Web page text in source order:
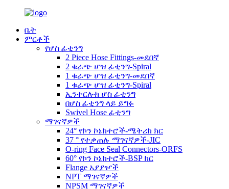
ቤት
ምርቶች
የሆስ ፊቲንግ
2 Piece Hose Fittings-መደበኛ
2 ቁራጭ ሆዝ ፊቲንግ-Spiral
1 ቁራጭ ሆዝ ፊቲንግ-መደበኛ
1 ቁራጭ ሆዝ ፊቲንግ-Spiral
ኢንተርሎክ ሆስ ፊቲንግ
በሆስ ፊቲንግ ላይ ይግፉ
Swivel Hose ፊቲንግ
ማገናኛዎች
24° የኮን ኮኔክተሮች-ሜትሪክ ክር
37 ° የተቃጠሉ ማገናኛዎች-JIC
O-ring Face Seal Connectors-ORFS
60° የኮን ኮኔክተሮች-BSP ክር
Flange አያያዦች
NPT ማገናኛዎች
NPSM ማገናኛዎች